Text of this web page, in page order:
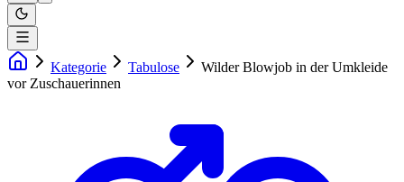
Kategorie Tabulose
Wilder Blowjob in der Umkleide
vor Zuschauerinnen